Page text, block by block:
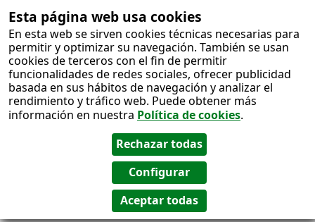
Esta página web usa cookies
En esta web se sirven cookies técnicas necesarias para
permitir y optimizar su navegación. También se usan
cookies de terceros con el fin de permitir
funcionalidades de redes sociales, ofrecer publicidad
basada en sus hábitos de navegación y analizar el
rendimiento y tráfico web. Puede obtener más
información en nuestra Política de cookies.